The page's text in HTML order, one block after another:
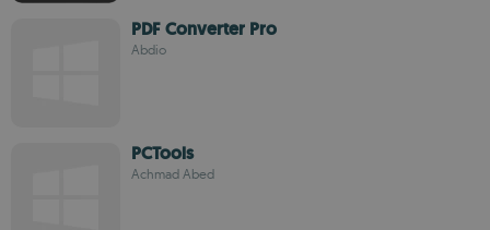
PDF Converter Pro
Abdio
PCTools
Achmad Abed